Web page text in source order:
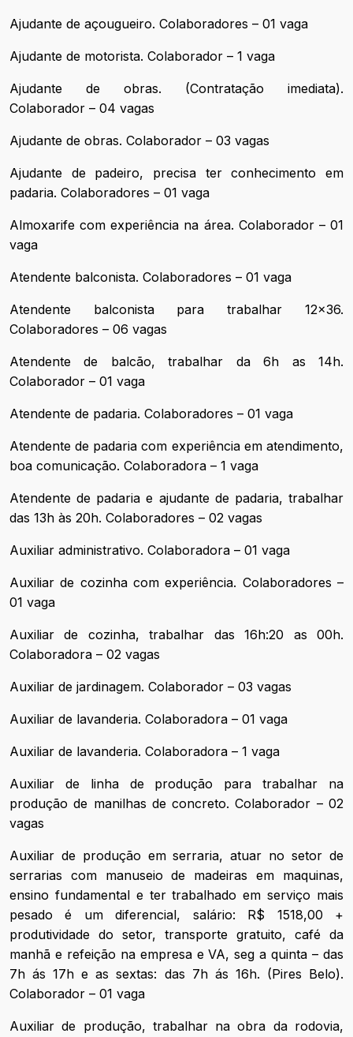
Ajudante de açougueiro. Colaboradores – 01 vaga
Ajudante de motorista. Colaborador – 1 vaga
Ajudante de obras. (Contratação imediata).
Colaborador – 04 vagas
Ajudante de obras. Colaborador – 03 vagas
Ajudante de padeiro, precisa ter conhecimento em
padaria. Colaboradores – 01 vaga
Almoxarife com experiência na área. Colaborador – 01
vaga
Atendente balconista. Colaboradores – 01 vaga
Atendente balconista para trabalhar 12x36.
Colaboradores – 06 vagas
Atendente de balcão, trabalhar da 6h as 14h.
Colaborador – 01 vaga
Atendente de padaria. Colaboradores – 01 vaga
Atendente de padaria com experiência em atendimento,
boa comunicação. Colaboradora – 1 vaga
Atendente de padaria e ajudante de padaria, trabalhar
das 13h às 20h. Colaboradores – 02 vagas
Auxiliar administrativo. Colaboradora – 01 vaga
Auxiliar de cozinha com experiência. Colaboradores –
01 vaga
Auxiliar de cozinha, trabalhar das 16h:20 as 00h.
Colaboradora – 02 vagas
Auxiliar de jardinagem. Colaborador – 03 vagas
Auxiliar de lavanderia. Colaboradora – 01 vaga
Auxiliar de lavanderia. Colaboradora – 1 vaga
Auxiliar de linha de produção para trabalhar na
produção de manilhas de concreto. Colaborador – 02
vagas
Auxiliar de produção em serraria, atuar no setor de
serrarias com manuseio de madeiras em maquinas,
ensino fundamental e ter trabalhado em serviço mais
pesado é um diferencial, salário: R$ 1518,00 +
produtividade do setor, transporte gratuito, café da
manhã e refeição na empresa e VA, seg a quinta – das
7h ás 17h e as sextas: das 7h ás 16h. (Pires Belo).
Colaborador – 01 vaga
Auxiliar de produção, trabalhar na obra da rodovia,